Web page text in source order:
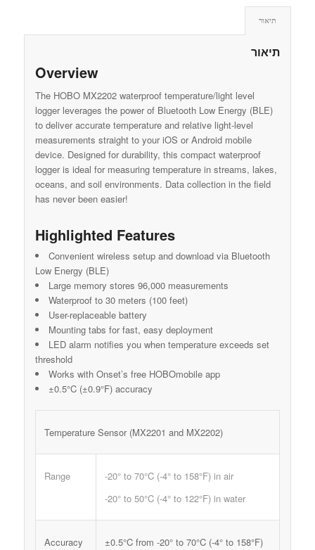
תיאור
תיאור
Overview
The HOBO MX2202 waterproof temperature/light level
logger leverages the power of Bluetooth Low Energy (BLE)
to deliver accurate temperature and relative light-level
measurements straight to your iOS or Android mobile
device. Designed for durability, this compact waterproof
logger is ideal for measuring temperature in streams, lakes,
oceans, and soil environments. Data collection in the field
has never been easier!
Highlighted Features
Convenient wireless setup and download via Bluetooth
Low Energy (BLE)
Large memory stores 96,000 measurements
Waterproof to 30 meters (100 feet)
User-replaceable battery
Mounting tabs for fast, easy deployment
LED alarm notifies you when temperature exceeds set
threshold
Works with Onset’s free HOBOmobile app
±0.5°C (±0.9°F) accuracy
Temperature Sensor (MX2201 and MX2202)
Range
-20° to 70°C (-4° to 158°F) in air
-20° to 50°C (-4° to 122°F) in water
Accuracy ±0.5°C from -20° to 70°C (-4° to 158°F)